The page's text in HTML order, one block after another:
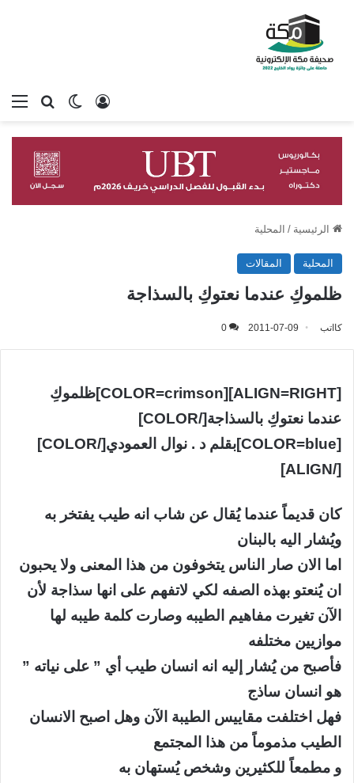
بحثالوضع
تسجيل الدخول
الرئيسية / المحلية
المحلية المقالات
ظلموكِ عندما نعتوكِ بالسذاجة
كااتب 2011-07-09
0
[ALIGN=RIGHT][COLOR=crimson]ظلموكِ
عندما نعتوكِ بالسذاجة[/COLOR]
[COLOR=blue]بقلم د . نوال العمودي[/COLOR]
[/ALIGN]
كان قديماً عندما يُقال عن شاب انه طيب يفتخر به
ويُشار اليه بالبنان
اما الان صار الناس يتخوفون من هذا المعنى ولا يحبون
ان يُنعتو بهذه الصفه لكي لاتفهم على انها سذاجة لأن
الآن تغيرت مفاهيم الطيبه وصارت كلمة طيبه لها
موازيين مختلفه
فأصبح من يُشار إليه انه انسان طيب أي ” على نياته ”
هو انسان ساذج
فهل اختلفت مقاييس الطيبة الآن وهل اصبح الانسان
الطيب مذموماً من هذا المجتمع
و مطمعاً للكثيرين وشخص يُستهان به